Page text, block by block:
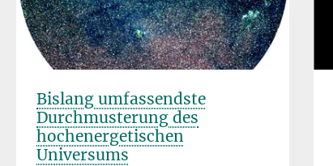
Bislang umfassendste
Durchmusterung des
hochenergetischen
Universums